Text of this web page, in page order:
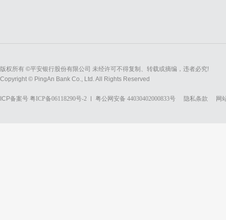
版权所有 ©平安银行股份有限公司 未经许可不得复制、转载或摘编，违者必究!
Copyright © PingAn Bank Co., Ltd. All Rights Reserved
ICP备案号 粤ICP备06118290号-2 粤公网安备 44030402000833号 隐私条款 网